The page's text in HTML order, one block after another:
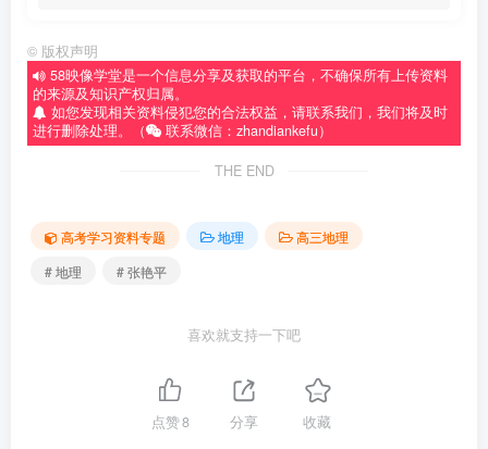
© 版权声明
58映像学堂是一个信息分享及获取的平台，不确保所有上传资料
的来源及知识产权归属。
如您发现相关资料侵犯您的合法权益，请联系我们，我们将及时
进行删除处理。（
联系微信：zhandiankefu）
THE END
高考学习资料专题 地理
高三地理
# 地理
# 张艳平
喜欢就支持一下吧
点赞8 分享 收藏